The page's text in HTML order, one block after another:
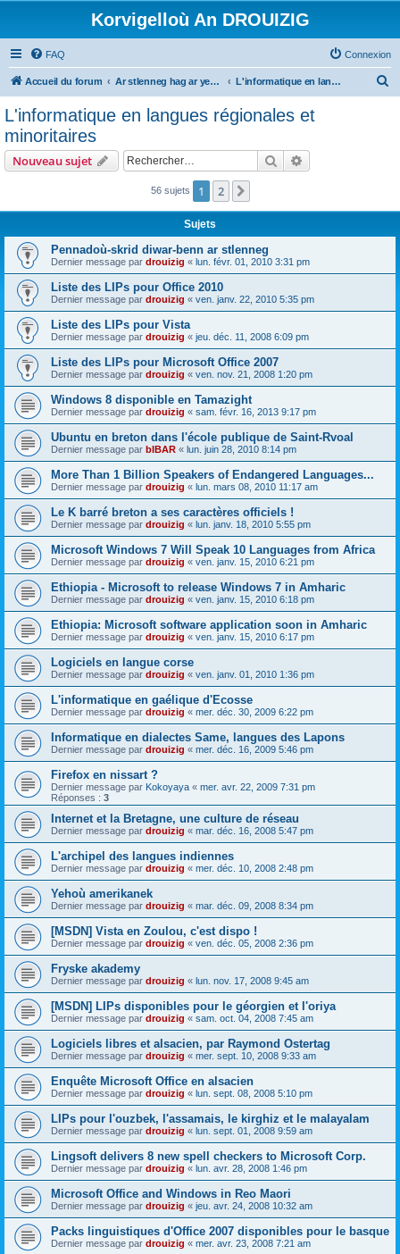
Korvigelloù An DROUIZIG
FAQ Connexion
Accueil du forum Ar stlenneg hag ar yezhoù bihan er bed a-bezh L'informatique en langues régionales et minoritaires
c
r
L'informatique en langues régionales et
minoritaires
Nouveau sujet Rechercher
56 sujets 1 2
Sujets
Pennadoù-skrid diwar-benn ar stlenneg
Dernier message par drouizig « lun. févr. 01, 2010 3:31 pm
Liste des LIPs pour Office 2010
Dernier message par drouizig « ven. janv. 22, 2010 5:35 pm
Liste des LIPs pour Vista
Dernier message par drouizig « jeu. déc. 11, 2008 6:09 pm
Liste des LIPs pour Microsoft Office 2007
Dernier message par drouizig « ven. nov. 21, 2008 1:20 pm
Windows 8 disponible en Tamazight
Dernier message par drouizig « sam. févr. 16, 2013 9:17 pm
Ubuntu en breton dans l'école publique de Saint-Rvoal
Dernier message par bIBAR « lun. juin 28, 2010 8:14 pm
More Than 1 Billion Speakers of Endangered Languages...
Dernier message par drouizig « lun. mars 08, 2010 11:17 am
Le K barré breton a ses caractères officiels !
Dernier message par drouizig « lun. janv. 18, 2010 5:55 pm
Microsoft Windows 7 Will Speak 10 Languages from Africa
Dernier message par drouizig « ven. janv. 15, 2010 6:21 pm
Ethiopia - Microsoft to release Windows 7 in Amharic
Dernier message par drouizig « ven. janv. 15, 2010 6:18 pm
Ethiopia: Microsoft software application soon in Amharic
Dernier message par drouizig « ven. janv. 15, 2010 6:17 pm
Logiciels en langue corse
Dernier message par drouizig « ven. janv. 01, 2010 1:36 pm
L'informatique en gaélique d'Ecosse
Dernier message par drouizig « mer. déc. 30, 2009 6:22 pm
Informatique en dialectes Same, langues des Lapons
Dernier message par drouizig « mer. déc. 16, 2009 5:46 pm
Firefox en nissart ?
Dernier message par Kokoyaya « mer. avr. 22, 2009 7:31 pm
Réponses : 3
Internet et la Bretagne, une culture de réseau
Dernier message par drouizig « mar. déc. 16, 2008 5:47 pm
L'archipel des langues indiennes
Dernier message par drouizig « mer. déc. 10, 2008 2:48 pm
Yehoù amerikanek
Dernier message par drouizig « mar. déc. 09, 2008 8:34 pm
[MSDN] Vista en Zoulou, c'est dispo !
Dernier message par drouizig « ven. déc. 05, 2008 2:36 pm
Fryske akademy
Dernier message par drouizig « lun. nov. 17, 2008 9:45 am
[MSDN] LIPs disponibles pour le géorgien et l'oriya
Dernier message par drouizig « sam. oct. 04, 2008 7:45 am
Logiciels libres et alsacien, par Raymond Ostertag
Dernier message par drouizig « mer. sept. 10, 2008 9:33 am
Enquête Microsoft Office en alsacien
Dernier message par drouizig « lun. sept. 08, 2008 5:10 pm
LIPs pour l'ouzbek, l'assamais, le kirghiz et le malayalam
Dernier message par drouizig « lun. sept. 01, 2008 9:59 am
Lingsoft delivers 8 new spell checkers to Microsoft Corp.
Dernier message par drouizig « lun. avr. 28, 2008 1:46 pm
Microsoft Office and Windows in Reo Maori
Dernier message par drouizig « jeu. avr. 24, 2008 10:32 am
Packs linguistiques d'Office 2007 disponibles pour le basque
Dernier message par drouizig « mer. avr. 23, 2008 7:21 am